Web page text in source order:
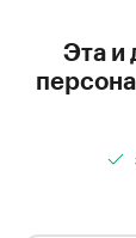
Эта и